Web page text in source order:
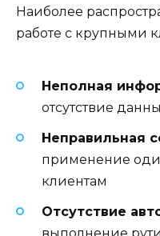
Наиболее
работе с крупными
Неполная
отсутствие
Неправильная
применение
клиентам
Отсутствие